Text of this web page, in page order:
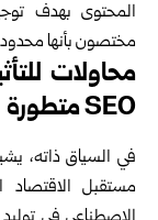
المحتوى بهدف
مختصون بأنها
محاولات
SEO متطورة
في السياق ذاته،
مستقبل